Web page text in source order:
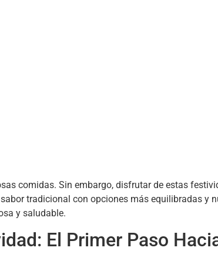
comidas. Sin embargo, disfrutar de estas
tradicional con opciones más equilibradas y
y saludable.
El Primer Paso